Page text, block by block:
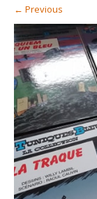
← Previous